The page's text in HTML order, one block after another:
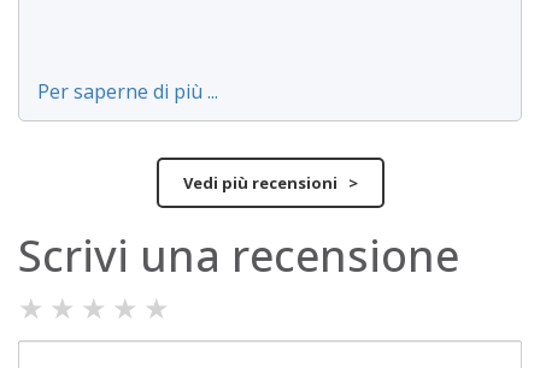
Per saperne di più ...
Vedi più recensioni >
Scrivi una recensione
★ ★ ★ ★ ★